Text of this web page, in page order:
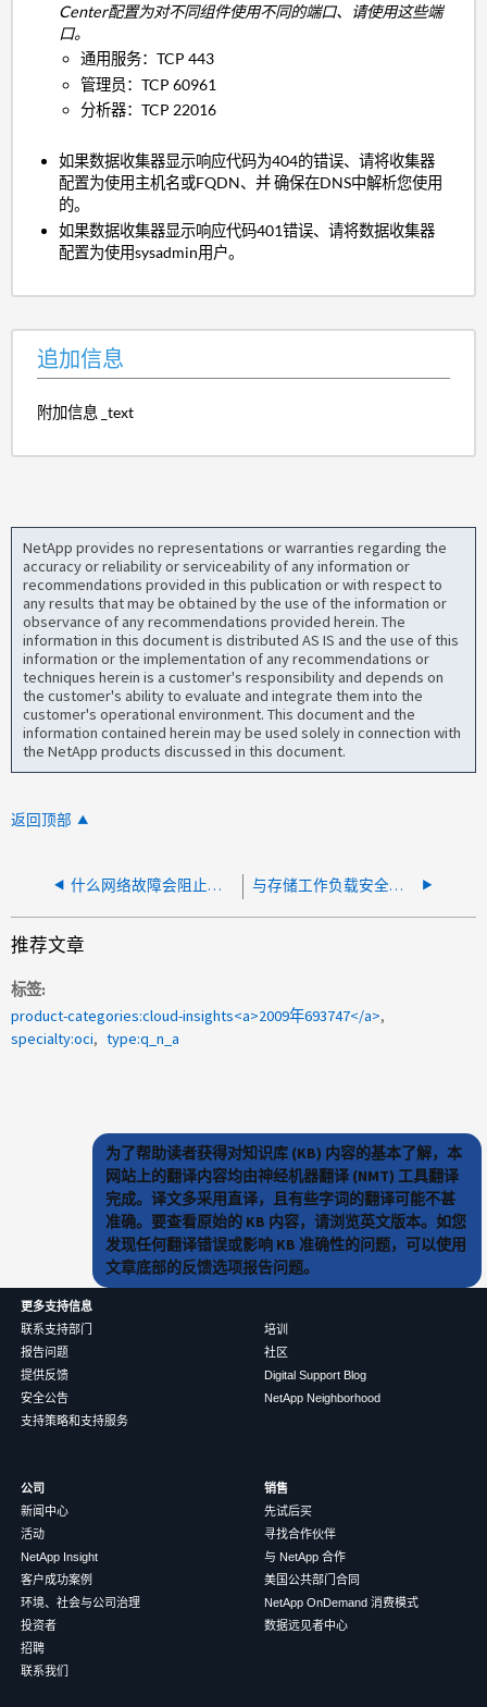
Center配置为对不同组件使用不同的端口、请使用这些端
口。
通用服务：TCP 443
管理员：TCP 60961
分析器：TCP 22016
如果数据收集器显示响应代码为404的错误、请将收集器
配置为使用主机名或FQDN、并 确保在DNS中解析您使用
的。
如果数据收集器显示响应代码401错误、请将数据收集器
配置为使用sysadmin用户。
追加信息
附加信息 _text
NetApp provides no representations or warranties regarding the
accuracy or reliability or serviceability of any information or
recommendations provided in this publication or with respect to
any results that may be obtained by the use of the information or
observance of any recommendations provided herein. The
information in this document is distributed AS IS and the use of this
information or the implementation of any recommendations or
techniques herein is a customer's responsibility and depends on
the customer's ability to evaluate and integrate them into the
customer's operational environment. This document and the
information contained herein may be used solely in connection with
the NetApp products discussed in this document.
返回顶部
什么网络故障会阻止将审核数据发送到DII服务器？ 与存储工作负载安全错误消息和端口要求相关的检查内容？
推荐文章
标签
product-categories:cloud-insights<a>2009年693747</a>
specialty:oci
type:q_n_a
为了帮助读者获得对知识库 (KB) 内容的基本了解，本
网站上的翻译内容均由神经机器翻译 (NMT) 工具翻译
完成。译文多采用直译，且有些字词的翻译可能不甚
准确。要查看原始的 KB 内容，请浏览英文版本。如您
发现任何翻译错误或影响 KB 准确性的问题，可以使用
文章底部的反馈选项报告问题。
更多支持信息
联系支持部门
报告问题
提供反馈
安全公告
支持策略和支持服务
培训
社区
Digital Support Blog
NetApp Neighborhood
公司
新闻中心
活动
NetApp Insight
客户成功案例
环境、社会与公司治理
投资者
招聘
联系我们
销售
先试后买
寻找合作伙伴
与 NetApp 合作
美国公共部门合同
NetApp OnDemand 消费模式
数据远见者中心